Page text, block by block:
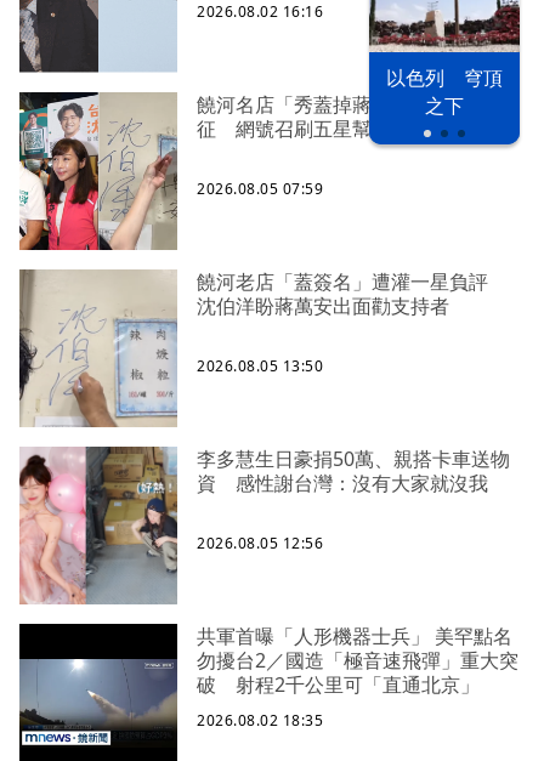
以色列 穹頂
之下
2026.08.02 16:16
饒河名店「秀蓋掉蔣萬安簽名」遭出
征 網號召刷五星幫補血
2026.08.05 07:59
饒河老店「蓋簽名」遭灌一星負評
沈伯洋盼蔣萬安出面勸支持者
2026.08.05 13:50
李多慧生日豪捐50萬、親搭卡車送物
資 感性謝台灣：沒有大家就沒我
2026.08.05 12:56
共軍首曝「人形機器士兵」 美罕點名
勿擾台2／國造「極音速飛彈」重大突
破 射程2千公里可「直通北京」
2026.08.02 18:35